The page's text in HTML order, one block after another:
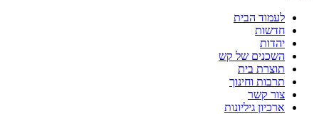
לעמוד הבית
חדשות
יהדות
השכנים של קש
תוצרת בית
תרבות וחינוך
צור קשר
ארכיון גיליונות